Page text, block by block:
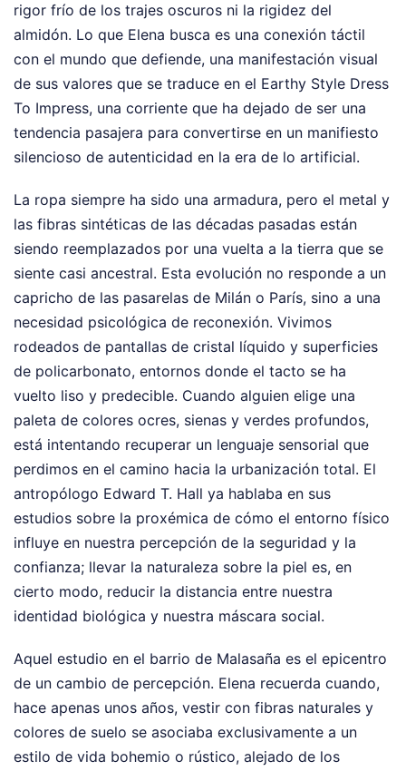
rigor frío de los trajes oscuros ni la rigidez del
almidón. Lo que Elena busca es una conexión táctil
con el mundo que defiende, una manifestación visual
de sus valores que se traduce en el Earthy Style Dress
To Impress, una corriente que ha dejado de ser una
tendencia pasajera para convertirse en un manifiesto
silencioso de autenticidad en la era de lo artificial.
La ropa siempre ha sido una armadura, pero el metal y
las fibras sintéticas de las décadas pasadas están
siendo reemplazados por una vuelta a la tierra que se
siente casi ancestral. Esta evolución no responde a un
capricho de las pasarelas de Milán o París, sino a una
necesidad psicológica de reconexión. Vivimos
rodeados de pantallas de cristal líquido y superficies
de policarbonato, entornos donde el tacto se ha
vuelto liso y predecible. Cuando alguien elige una
paleta de colores ocres, sienas y verdes profundos,
está intentando recuperar un lenguaje sensorial que
perdimos en el camino hacia la urbanización total. El
antropólogo Edward T. Hall ya hablaba en sus
estudios sobre la proxémica de cómo el entorno físico
influye en nuestra percepción de la seguridad y la
confianza; llevar la naturaleza sobre la piel es, en
cierto modo, reducir la distancia entre nuestra
identidad biológica y nuestra máscara social.
Aquel estudio en el barrio de Malasaña es el epicentro
de un cambio de percepción. Elena recuerda cuando,
hace apenas unos años, vestir con fibras naturales y
colores de suelo se asociaba exclusivamente a un
estilo de vida bohemio o rústico, alejado de los